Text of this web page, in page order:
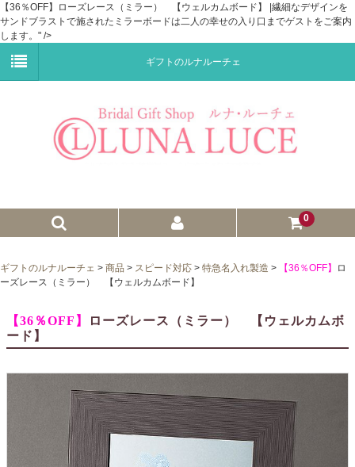
【36％OFF】ローズレース（ミラー） 【ウェルカムボード】 |繊細なデザインを
サンドブラストで施されたミラーボードは二人の幸せの入り口までゲストをご案内
します。" />
ギフトのルナルーチェ
0
プチギフト
ウェイトドール
子育て卒業証書
クロックギフト
ペーパーアイテム
ギフトのルナルーチェ > 商品 > スピード対応 > 特急名入れ製造 > 【36％OFF】
ロ
ーズレース（ミラー） 【ウェルカムボード】
【36％OFF】
ローズレース（ミラー） 【ウェルカムボ
ード】